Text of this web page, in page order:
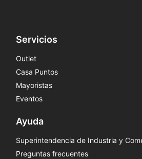
Servicios
Outlet
Casa Puntos
Mayoristas
Eventos
Ayuda
Superintendencia de Industria y
Preguntas frecuentes